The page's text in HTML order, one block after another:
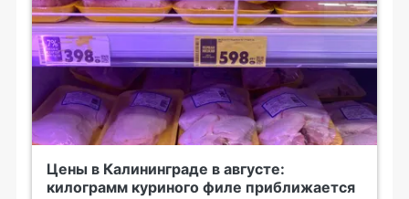
Цены в Калининграде в августе:
килограмм куриного филе приближается